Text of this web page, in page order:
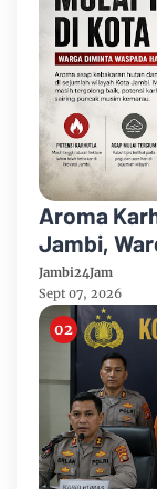
Aroma
Jambi,
Puncak
Jambi24Jam
Sept 07, 2026